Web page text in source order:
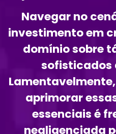
Navegar no
investimento em
domínio sobre
sofisticados
aprimorar
essenciais é
negligenciada